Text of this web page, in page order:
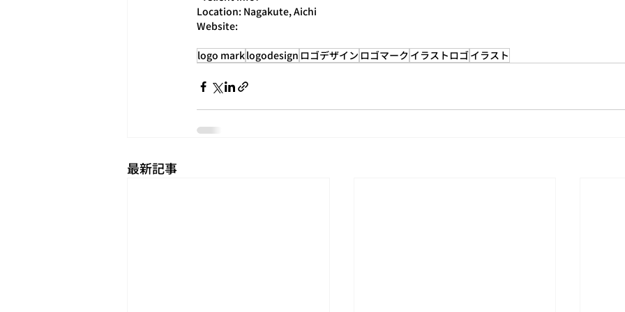
Location: Nagakute, Aichi
Website:
logo marklogodesign ロゴデザイン ロゴマーク イラストロゴイラスト
最新記事